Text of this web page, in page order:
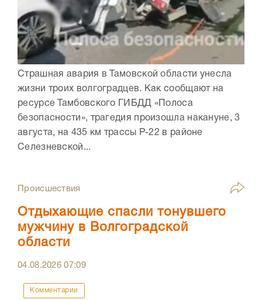
Страшная авария в Тамовской области унесла
жизни троих волгоградцев. Как сообщают на
ресурсе Тамбовского ГИБДД «Полоса
безопасности», трагедия произошла накануне, 3
августа, на 435 км трассы Р-22 в районе
Селезневской...
Происшествия
Отдыхающие спасли тонувшего
мужчину в Волгоградской
области
04.08.202607:09
Комментарии